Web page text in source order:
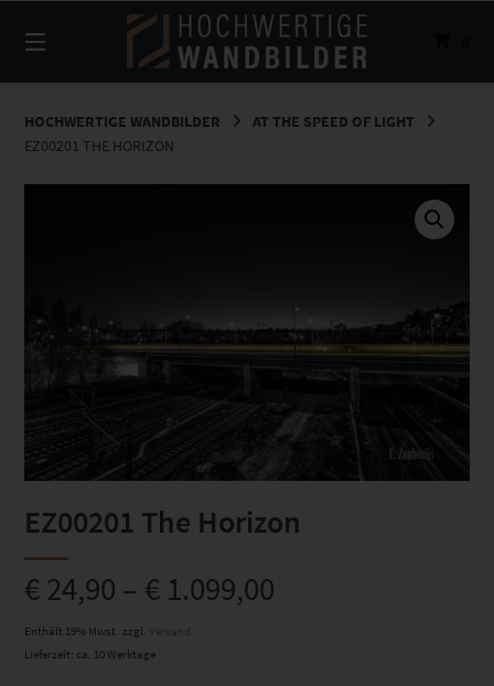
zum
Inhalt
HOCHWERTIGE WANDBILDER
AT THE SPEED OF LIGHT
EZ00201 THE HORIZON
EZ00201 The Horizon
€24,90 – € 1.099,00
Enthält 19% Mwst. zzgl. Versand
Lieferzeit: ca. 10 Werktage